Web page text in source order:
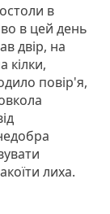
в
в цей день
двір, на
кілки,
повір'я,
лиха.